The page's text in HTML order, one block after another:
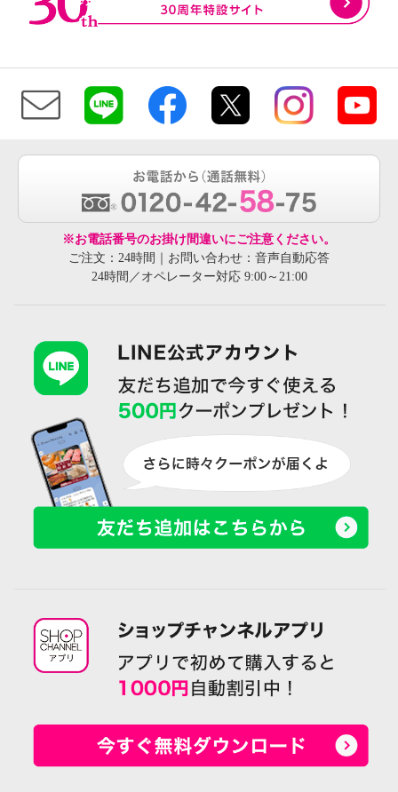
※お電話番号のお掛け間違いにご注意ください。
ご注文：24時間｜お問い合わせ：音声自動応答
24時間／オペレーター対応 9:00～21:00